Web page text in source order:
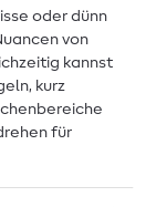
oder dünn
von
kannst
kurz
für